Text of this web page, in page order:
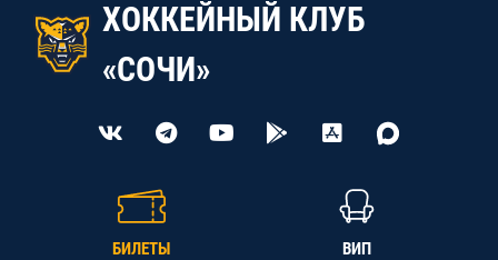
ХОККЕЙНЫЙ КЛУБ
«СОЧИ»
БИЛЕТЫ ВИП